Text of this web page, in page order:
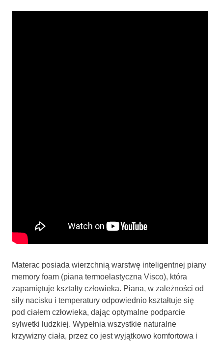
Materac posiada wierzchnią warstwę inteligentnej piany
memory foam (piana termoelastyczna Visco), która
zapamiętuje kształty człowieka. Piana, w zależności od
siły nacisku i temperatury odpowiednio kształtuje się
pod ciałem człowieka, dając optymalne podparcie
sylwetki ludzkiej. Wypełnia wszystkie naturalne
krzywizny ciała, przez co jest wyjątkowo komfortowa i